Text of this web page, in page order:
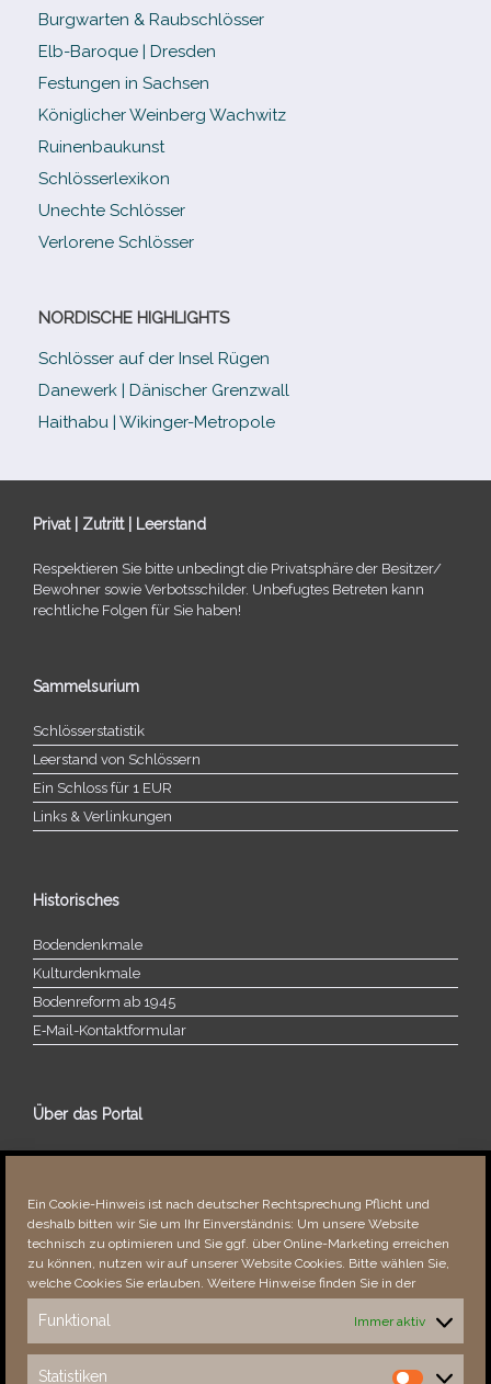
Ein Cookie-Hinweis ist nach deutscher Rechtsprechung Pflicht und
deshalb bitten wir Sie um Ihr Einverständnis: Um unsere Website
technisch zu optimieren und Sie ggf. über Online-Marketing erreichen
zu können, nutzen wir auf unserer Website Cookies. Bitte wählen Sie,
welche Cookies Sie erlauben. Weitere Hinweise finden Sie in der
Funktional Immer aktiv
Statistiken
Burgwarten & Raubschlösser
Elb-​Baroque | Dresden
Festungen in Sachsen
Königlicher Weinberg Wachwitz
Ruinenbaukunst
Schlösserlexikon
Unechte Schlösser
Verlorene Schlösser
NORDISCHE HIGHLIGHTS
Schlösser auf der Insel Rügen
Danewerk | Dänischer Grenzwall
Haithabu | Wikinger-Metropole
Privat | Zutritt | Leerstand
Respektieren Sie bitte unbe­dingt die Privatsphäre der Besitzer/​
Bewohner sowie Verbotsschilder. Unbefugtes Betreten kann
recht­li­che Folgen für Sie haben!
Sammelsurium
Schlösserstatistik
Leerstand von Schlössern
Ein Schloss für 1 EUR
Links & Verlinkungen
Historisches
Bodendenkmale
Kulturdenkmale
Bodenreform ab 1945
E‑Mail-​​Kontaktformular
Über das Portal
Über dieses Portal
Fehler bemerkt?
Besucher seit 08/​2021